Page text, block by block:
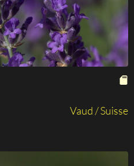
Vaud / Suisse